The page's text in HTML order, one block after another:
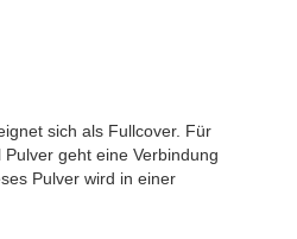
sich als Fullcover. Für
geht eine Verbindung
Pulver wird in einer